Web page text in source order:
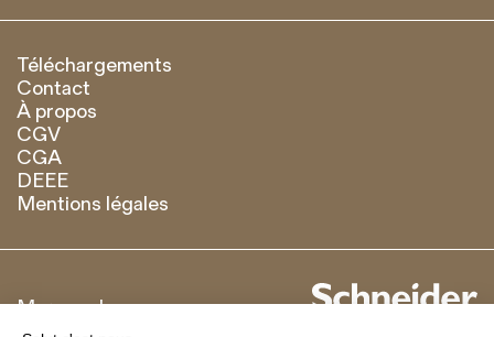
Téléchargements
Contact
À propos
CGV
CGA
DEEE
Mentions légales
Marque de